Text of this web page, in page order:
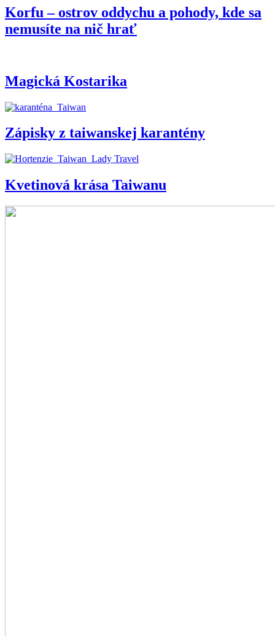
Korfu – ostrov oddychu a pohody, kde sa
nemusíte na nič hrať
Magická Kostarika
Zápisky z taiwanskej karantény
Kvetinová krása Taiwanu